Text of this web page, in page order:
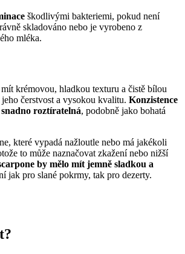
škodlivými bakteriemi, pokud není
skladováno nebo je vyrobeno z
mléka.
krémovou, hladkou texturu a čistě bílou
čerstvost a vysokou kvalitu. Konzistence
roztíratelná, podobně jako bohatá
které vypadá nažloutle nebo má jakékoli
to může naznačovat zkažení nebo nižší
by mělo mít jemně sladkou a
jak pro slané pokrmy, tak pro dezerty.